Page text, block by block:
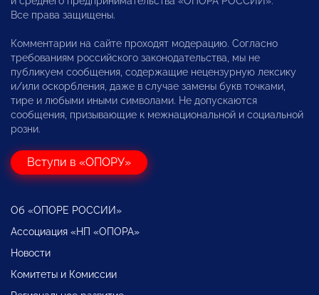
Все права защищены.
Комментарии на сайте проходят модерацию. Согласно
требованиям российского законодательства, мы не
публикуем сообщения, содержащие нецензурную лексику
и/или оскорбления, даже в случае замены букв точками,
тире и любыми иными символами. Не допускаются
сообщения, призывающие к межнациональной и социальной
розни.
Вступи в «ОПОРУ»
Об «ОПОРЕ РОССИИ»
Ассоциация «НП «ОПОРА»
Новости
Комитеты и Комиссии